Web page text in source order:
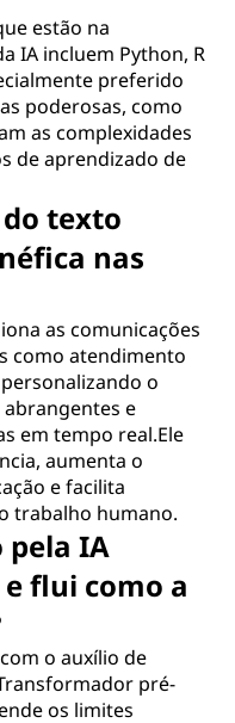
estão na
IA incluem Python, R
preferido
poderosas, como
as complexidades
de aprendizado de
texto
nas
as comunicações
como atendimento
o
e
em tempo real.Ele
aumenta o
e facilita
trabalho humano.
pela IA
flui como a
o auxílio de
pré-
os limites